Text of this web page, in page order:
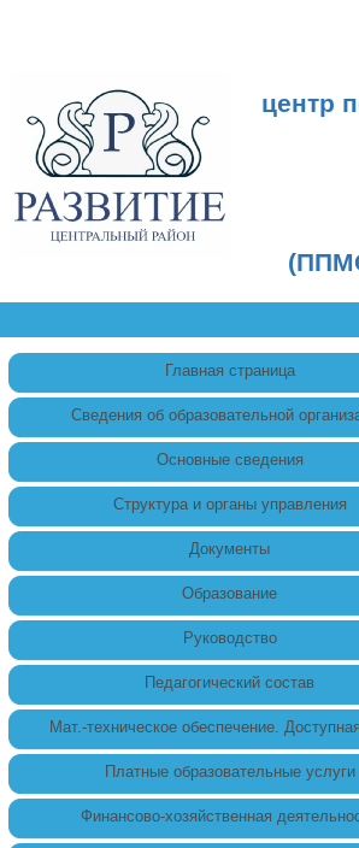
центр
Главная страница
Сведения об образовательной
Основные сведения
Структура и органы управления
Документы
Образование
Руководство
Педагогический состав
Мат.-техническое обеспечение.
Платные образовательные услуги
Финансово-хозяйственная